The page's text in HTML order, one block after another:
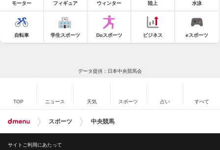
モーター フィギュア ウィンター 陸上 水泳
自転車 学生スポーツ Doスポーツ ビジネス eスポーツ
データ提供：日本中央競馬会
TOP ニュース 天気 スポーツ 占い すべて
スポーツ 中央競馬
サイトご利用にあたって